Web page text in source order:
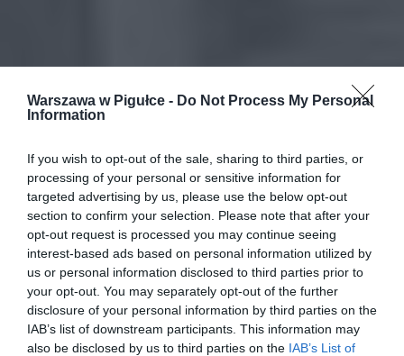
Warszawa w Pigułce - Do Not Process My Personal
Information
If you wish to opt-out of the sale, sharing to third parties, or
processing of your personal or sensitive information for
targeted advertising by us, please use the below opt-out
section to confirm your selection. Please note that after your
opt-out request is processed you may continue seeing
interest-based ads based on personal information utilized by
us or personal information disclosed to third parties prior to
your opt-out. You may separately opt-out of the further
disclosure of your personal information by third parties on the
IAB’s list of downstream participants. This information may
also be disclosed by us to third parties on the IAB’s List of